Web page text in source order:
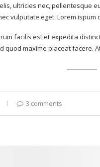
ultricies nec, pellentesque
vulputate eget. Lorem ispum
facilis est et expedita
quod maxime placeat facere.
3 comments